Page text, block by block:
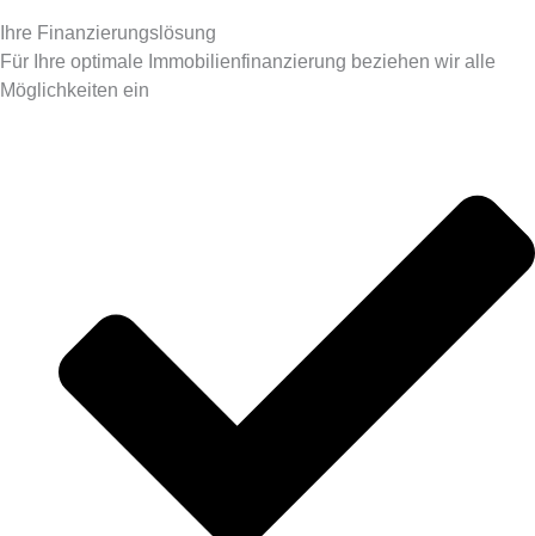
Ihre Finanzierungslösung
Für Ihre optimale Immobilienfinanzierung beziehen wir alle
Möglichkeiten ein